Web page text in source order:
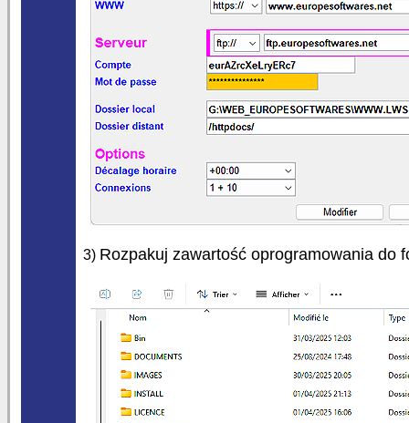
3) Rozpakuj zawartość oprogramowania do